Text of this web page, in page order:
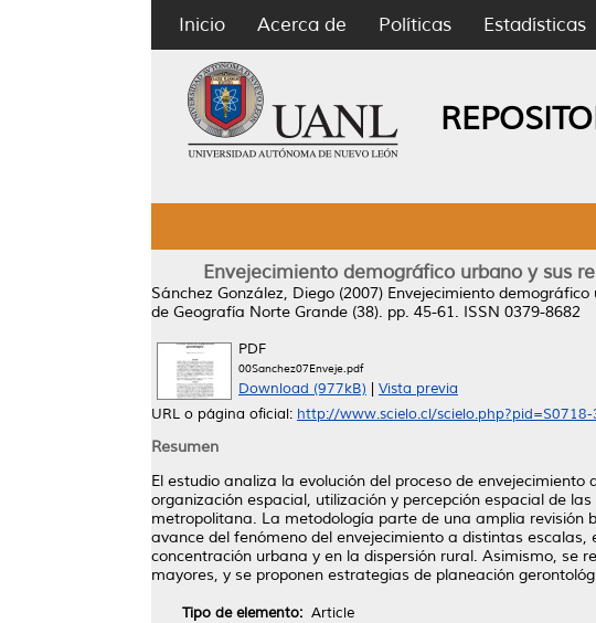
Inicio Acerca de Políticas Estadísticas
Envejecimiento demográfico urbano y sus
Sánchez González, Diego (2007) Envejecimiento
de Geografía Norte Grande (38). pp. 45-61. ISSN 0379-8682
PDF
00Sanchez07Enveje.pdf
Download (977kB)
Vista previa
URL o página oficial: http://www.scielo.cl/
Resumen
El estudio analiza la evolución del proceso de
organización espacial, utilización y percepción espacial de
metropolitana. La metodología parte de una amplia revisión
avance del fenómeno del envejecimiento a distintas
concentración urbana y en la dispersión rural. Asimismo, se
mayores, y se proponen estrategias de planeación
Tipo de elemento: Article